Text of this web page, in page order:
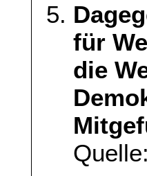
für
die
Quelle: